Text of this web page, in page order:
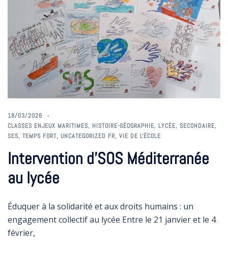
18/03/2026
CLASSES ENJEUX MARITIMES, HISTOIRE-GÉOGRAPHIE, LYCÉE, SECONDAIRE,
SES, TEMPS FORT, UNCATEGORIZED FR, VIE DE L'ÉCOLE
Intervention d’SOS Méditerranée
au lycée
Éduquer à la solidarité et aux droits humains : un
engagement collectif au lycée Entre le 21 janvier et le 4
février,